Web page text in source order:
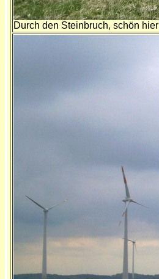
Durch den Steinbruch, schön hier